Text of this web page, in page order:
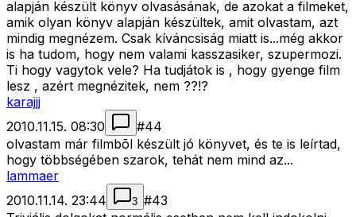
alapján készült könyv olvasásának, de azokat a filmeket,
amik olyan könyv alapján készültek, amit olvastam, azt
mindig megnézem. Csak kíváncsiság miatt is...még akkor
is ha tudom, hogy nem valami kasszasiker, szupermozi.
Ti hogy vagytok vele? Ha tudjátok is , hogy gyenge film
lesz , azért megnézitek, nem ??!?
karajjj
2010.11.15. 08:30
#44
olvastam már filmbõl készült jó könyvet, és te is leírtad,
hogy többségében szarok, tehát nem mind az...
lammaer
2010.11.14. 23:44
3 #43